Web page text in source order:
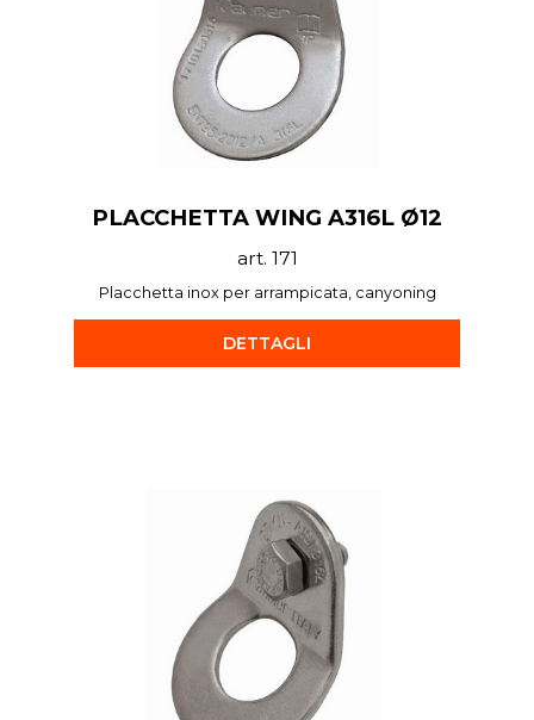
PLACCHETTA WING A316L Ø12
art. 171
Placchetta inox per arrampicata, canyoning
DETTAGLI